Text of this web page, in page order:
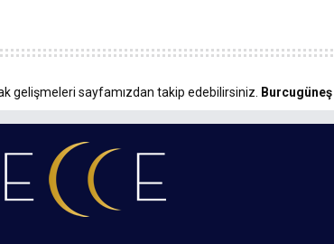
gelişmeleri sayfamızdan takip edebilirsiniz. Burcugüneş